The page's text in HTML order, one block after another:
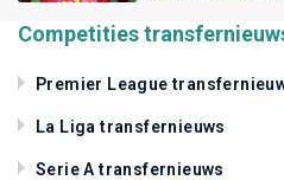
Competities
Premier League
La Liga transfernieuws
Serie A transfernieuws